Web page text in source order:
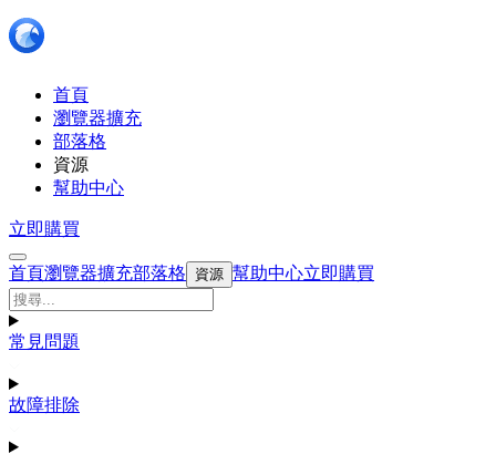
首頁
瀏覽器擴充
部落格
資源
幫助中心
立即購買
首頁瀏覽器擴充部落格 資源 幫助中心立即購買
常見問題
故障排除